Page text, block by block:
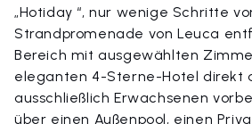
„Hotiday “, nur wenige Schritte
Strandpromenade von Leuca
Bereich mit ausgewählten
eleganten 4-Sterne-Hotel direkt
ausschließlich Erwachsenen
über einen Außenpool, einen